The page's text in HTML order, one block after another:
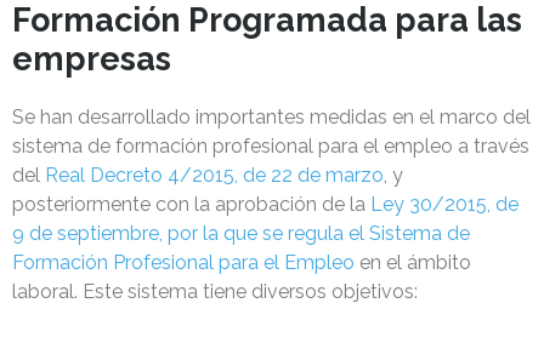
Formación Programada para las
empresas
Se han desarrollado importantes medidas en el marco del
sistema de formación profesional para el empleo a través
del Real Decreto 4/2015, de 22 de marzo, y
posteriormente con la aprobación de la Ley 30/2015, de
9 de septiembre, por la que se regula el Sistema de
Formación Profesional para el Empleo en el ámbito
laboral. Este sistema tiene diversos objetivos: